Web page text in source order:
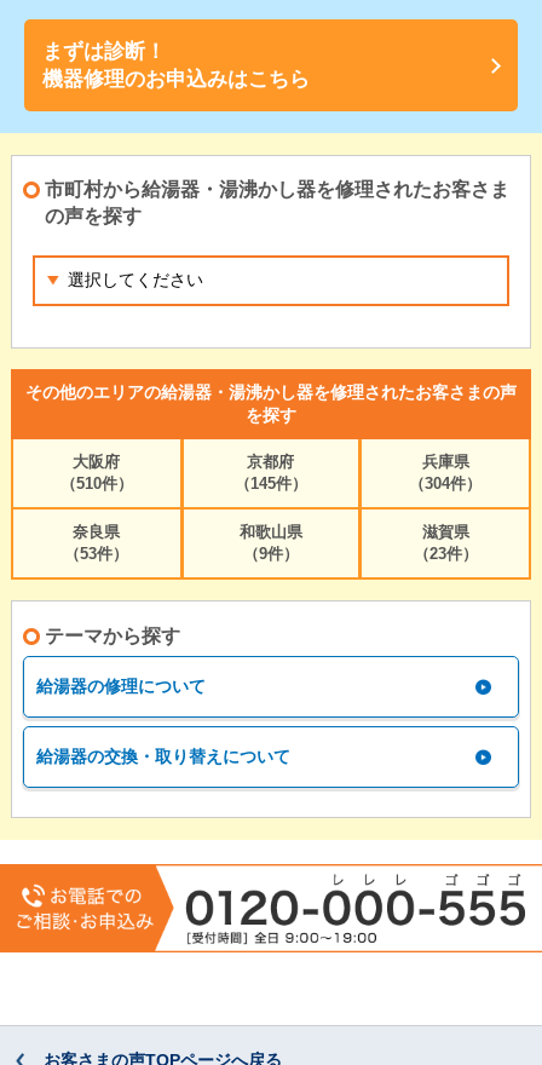
まずは診断！
機器修理のお申込みはこちら
市町村から給湯器・湯沸かし器を修理されたお客さま
の声を探す
その他のエリアの給湯器・湯沸かし器を修理されたお客さまの声
を探す
大阪府
（510件）
京都府
（145件）
兵庫県
（304件）
奈良県
（53件）
和歌山県
（9件）
滋賀県
（23件）
テーマから探す
給湯器の修理について
給湯器の交換・取り替えについて
お客さまの声TOPページへ戻る